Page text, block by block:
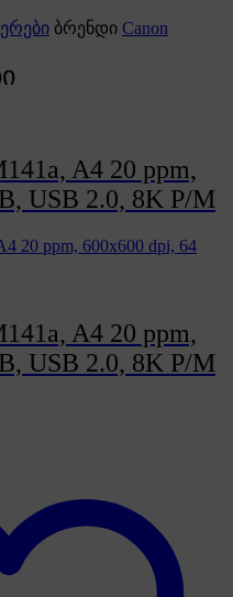
ბრენდი Canon
A4 20 ppm,
USB 2.0, 8K P/M
A4 20 ppm,
USB 2.0, 8K P/M